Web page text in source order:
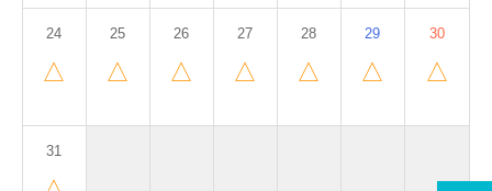
24
△
25
△
26
△
27
△
28
△
29
△
30
△
31